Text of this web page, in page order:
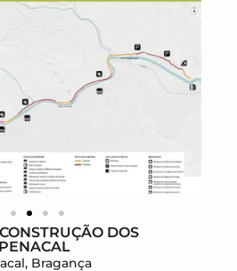
DOS
Bragança